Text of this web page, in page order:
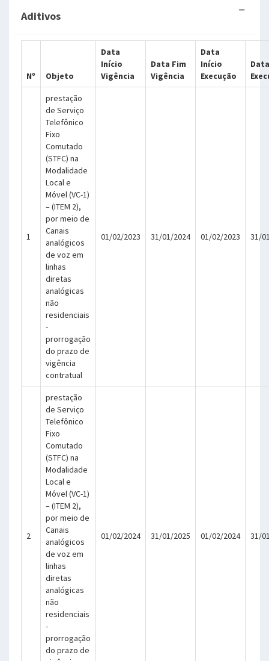
Aditivos
Nº Objeto
Data
Início
Vigência
Data Fim
Vigência
Data
Início
Execução
1
prestação
de Serviço
Telefônico
Fixo
Comutado
(STFC) na
Modalidade
Local e
Móvel (VC-1)
– (ITEM 2),
por meio de
Canais
analógicos
de voz em
linhas
diretas
analógicas
não
residenciais
-
prorrogação
do prazo de
vigência
contratual
01/02/2023 31/01/2024 01/02/2023 31/
2
prestação
de Serviço
Telefônico
Fixo
Comutado
(STFC) na
Modalidade
Local e
Móvel (VC-1)
– (ITEM 2),
por meio de
Canais
analógicos
de voz em
linhas
diretas
analógicas
não
residenciais
-
prorrogação
do prazo de
01/02/2024 31/01/2025 01/02/2024 31/